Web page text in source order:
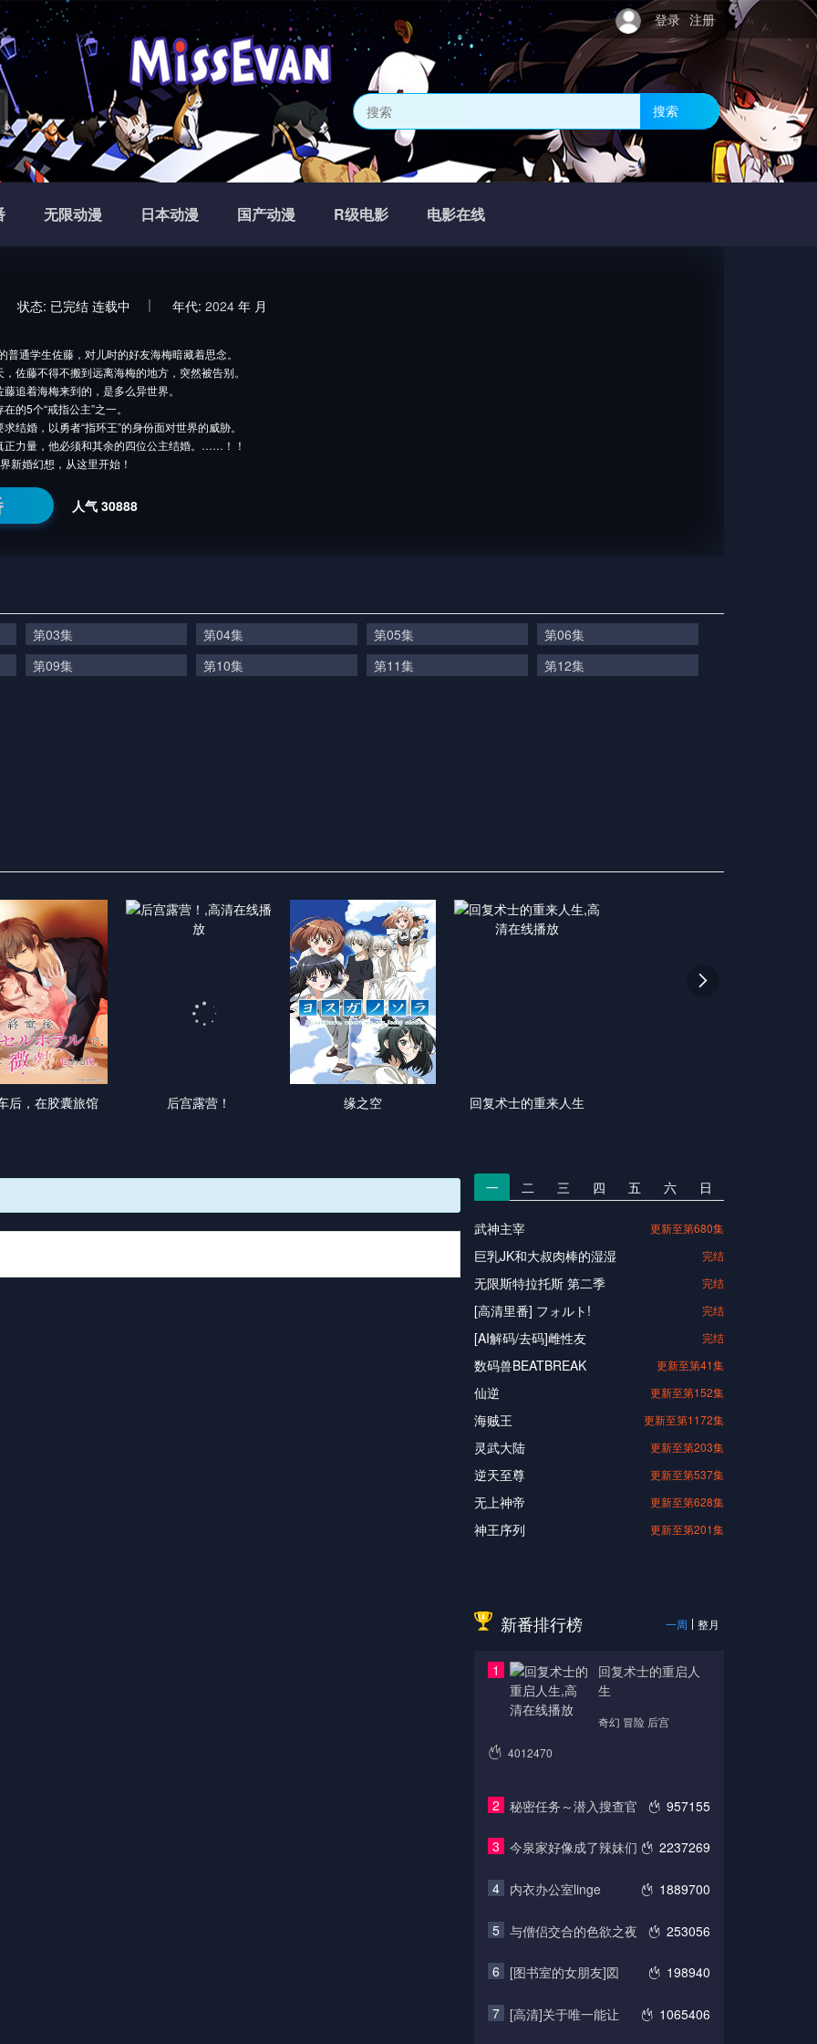
登录 注册
搜索
无限动漫 日本动漫 国产动漫 R级电影 电影在线
状态: 已完结 连载中 年代: 2024 年 月
普通学生佐藤，对儿时的好友海梅暗藏着思念。
佐藤不得不搬到远离海梅的地方，突然被告别。
追着海梅来到的，是多么异世界。
的5个“戒指公主”之一。
结婚，以勇者“指环王”的身份面对世界的威胁。
正力量，他必须和其余的四位公主结婚。……！！
新婚幻想，从这里开始！
人气 30888
第03集 第04集 第05集
第06集
第09集
第10集 第11集 第12集
后，在胶囊旅馆 后宫露营！ 缘之空 回复术士的重来人生

一 二 三 四 五 六 日
武神主宰 更新至第680集
巨乳JK和大叔肉棒的湿湿 完结
无限斯特拉托斯 第二季 完结
[高清里番] フォルト! 完结
[AI解码/去码]雌性友 完结
数码兽BEATBREAK 更新至第41集
仙逆 更新至第152集
海贼王 更新至第1172集
灵武大陆 更新至第203集
逆天至尊 更新至第537集
无上神帝 更新至第628集
神王序列 更新至第201集
新番排行榜 一周 整月
1
回复术士的重启人
生
奇幻 冒险 后宫
4012470
2 957155
秘密任务～潜入搜查官
3 2237269
今泉家好像成了辣妹们
4 1889700
内衣办公室linge
5 253056
与僧侣交合的色欲之夜
6 198940
[图书室的女朋友]図
7 1065406
[高清]关于唯一能让